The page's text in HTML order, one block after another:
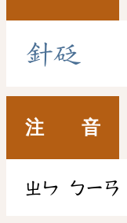
針砭
注 音
ㄓㄣ ㄅㄧㄢ